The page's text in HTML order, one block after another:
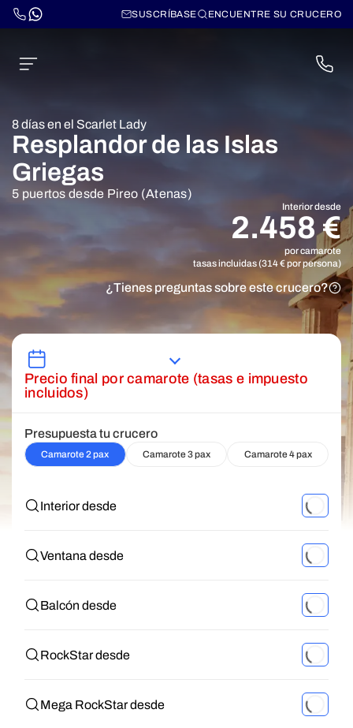
SUSCRÍBASE ENCUENTRE SU CRUCERO
8 días en el Scarlet Lady
Resplandor de las Islas
Griegas
5 puertos desde Pireo (Atenas)
Interior desde
2.458 €
por camarote
tasas incluidas (314 € por persona)
¿Tienes preguntas sobre este crucero?
Precio final por camarote (tasas e impuesto
incluidos)
Presupuesta tu crucero
Camarote 2 pax Camarote 3 pax Camarote 4 pax
Interior desde
Ventana desde
Balcón desde
RockStar desde
Mega RockStar desde